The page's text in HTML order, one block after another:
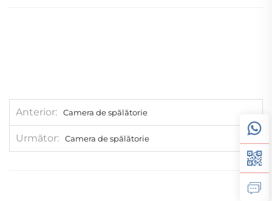
Anterior Camera de spălătorie
Următor Camera de spălătorie